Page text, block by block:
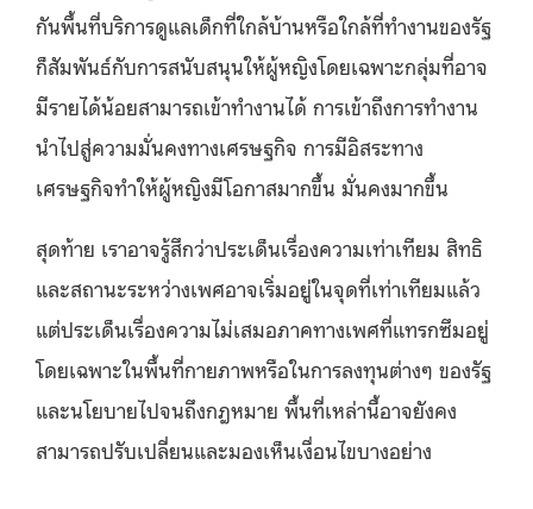
กันพื้นที่บริการดูแลเด็กที่ใกล้บ้านหรือใกล้ที่ทำงานของรัฐ
ก็สัมพันธ์กับการสนับสนุนให้ผู้หญิงโดยเฉพาะกลุ่มที่อาจ
มีรายได้น้อยสามารถเข้าทำงานได้ การเข้าถึงการทำงาน
นำไปสู่ความมั่นคงทางเศรษฐกิจ การมีอิสระทาง
เศรษฐกิจทำให้ผู้หญิงมีโอกาสมากขึ้น มั่นคงมากขึ้น
สุดท้าย เราอาจรู้สึกว่าประเด็นเรื่องความเท่าเทียม สิทธิ
และสถานะระหว่างเพศอาจเริ่มอยู่ในจุดที่เท่าเทียมแล้ว
แต่ประเด็นเรื่องความไม่เสมอภาคทางเพศที่แทรกซึมอยู่
โดยเฉพาะในพื้นที่กายภาพหรือในการลงทุนต่างๆ ของรัฐ
และนโยบายไปจนถึงกฎหมาย พื้นที่เหล่านี้อาจยังคง
สามารถปรับเปลี่ยนและมองเห็นเงื่อนไขบางอย่าง